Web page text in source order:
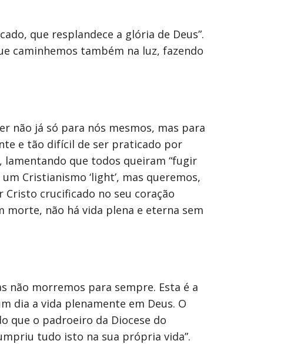
que resplandece a glória de Deus”.
caminhemos também na luz, fazendo
não já só para nós mesmos, mas para
e tão difícil de ser praticado por
lamentando que todos queiram “fugir
Cristianismo ‘light’, mas queremos,
Cristo crucificado no seu coração
não há vida plena e eterna sem
não morremos para sempre. Esta é a
dia a vida plenamente em Deus. O
que o padroeiro da Diocese do
tudo isto na sua própria vida”.